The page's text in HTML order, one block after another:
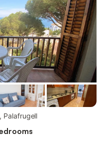
...
Palafrugell